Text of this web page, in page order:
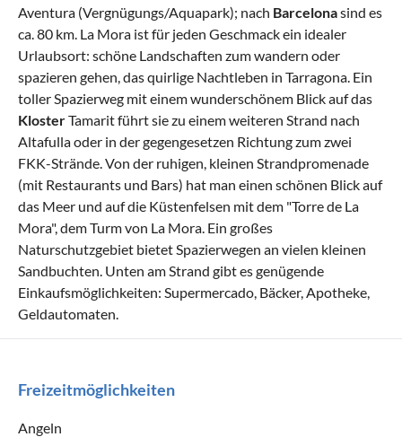
Aventura (Vergnügungs/Aquapark); nach Barcelonasind es
ca. 80 km. La Mora ist für jeden Geschmack ein idealer
Urlaubsort: schöne Landschaften zum wandern oder
spazieren gehen, das quirlige Nachtleben in Tarragona. Ein
toller Spazierweg mit einem wunderschönem Blick auf das
KlosterTamarit führt sie zu einem weiteren Strand nach
Altafulla oder in der gegengesetzen Richtung zum zwei
FKK-Strände. Von der ruhigen, kleinen Strandpromenade
(mit Restaurants und Bars) hat man einen schönen Blick auf
das Meer und auf die Küstenfelsen mit dem "Torre de La
Mora", dem Turm von La Mora. Ein großes
Naturschutzgebiet bietet Spazierwegen an vielen kleinen
Sandbuchten. Unten am Strand gibt es genügende
Einkaufsmöglichkeiten: Supermercado, Bäcker, Apotheke,
Geldautomaten.
Freizeitmöglichkeiten
Angeln